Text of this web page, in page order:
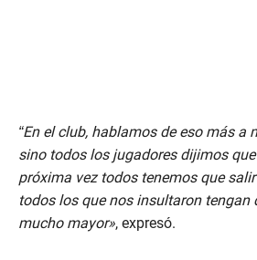
“En el club, hablamos de eso más a
sino todos los jugadores dijimos
próxima vez todos tenemos que
todos los que nos insultaron tengan
mucho mayor», expresó.